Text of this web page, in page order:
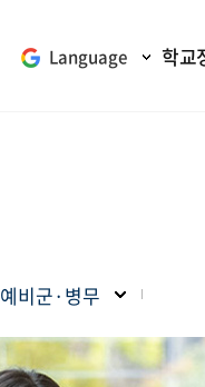
Language 학교
예비군·병무